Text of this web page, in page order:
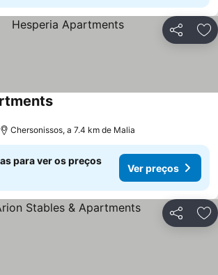
Partilhar
Ver preços
Chersonissos, a 7.4 km de Malia
para ver os preços
Ver preços
Partilhar